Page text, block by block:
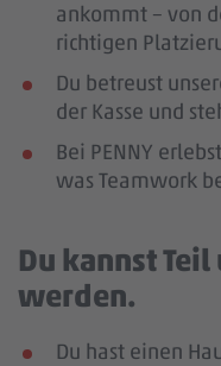
ankommt – von
richtigen
Du betreust
der Kasse und
Bei PENNY
was Teamwork
Du kannst Teil
werden.
Du hast einen